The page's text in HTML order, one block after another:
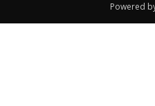
Powered